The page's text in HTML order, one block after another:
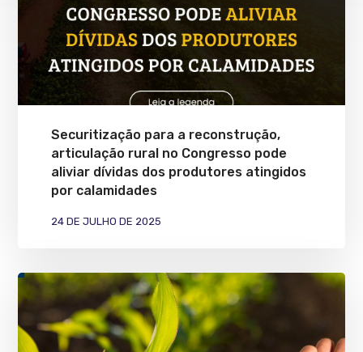
Securitização para a reconstrução,
articulação rural no Congresso pode
aliviar dívidas dos produtores atingidos
por calamidades
24 DE JULHO DE 2025